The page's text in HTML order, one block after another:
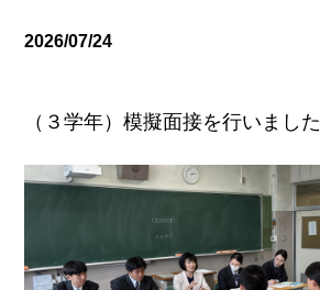
2026/07/24
（３学年）模擬面接を行いました